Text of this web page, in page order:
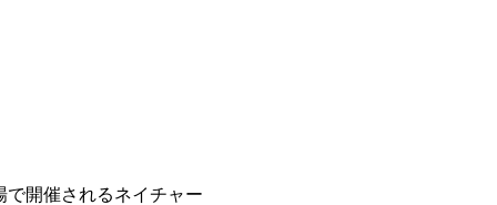
で開催されるネイチャー